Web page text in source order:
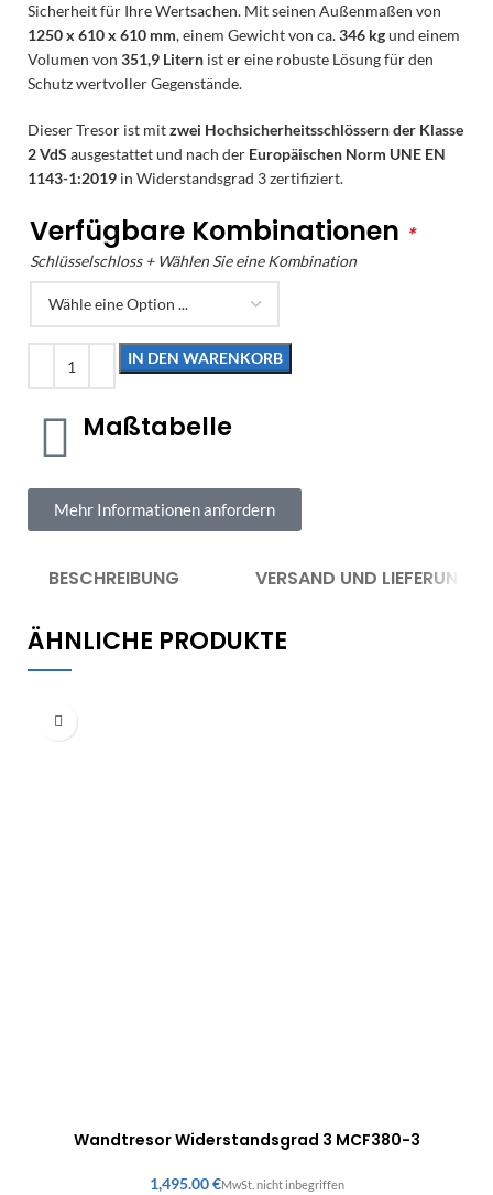
Sicherheit für Ihre Wertsachen. Mit seinen Außenmaßen von
1250 x 610 x 610 mm, einem Gewicht von ca.346 kgund einem
Volumen von 351,9 Litern ist er eine robuste Lösung für den
Schutz wertvoller Gegenstände.
Dieser Tresor ist mitzwei Hochsicherheitsschlössern der Klasse
2 VdS ausgestattet und nach der Europäischen Norm UNE EN
1143-1:2019 in Widerstandsgrad 3 zertifiziert.
Verfügbare Kombinationen *
Schlüsselschloss + Wählen Sie eine Kombination
IN DEN WARENKORB
Maßtabelle
Mehr Informationen anfordern
BESCHREIBUNG VERSAND UND LIEFERUNG
ÄHNLICHE PRODUKTE
Wandtresor Widerstandsgrad 3 MCF380-3
€